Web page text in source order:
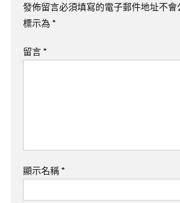
發佈留言必須填寫的電子郵件地址不會
標示為 *
留言 *
顯示名稱 *